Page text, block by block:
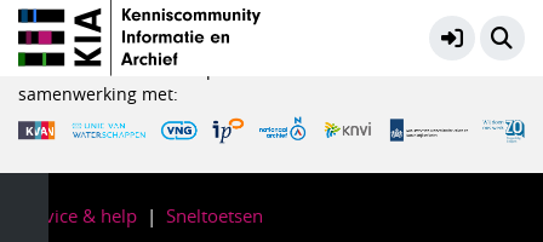
Waardering en selectie
KIA is een initiatief in opdracht van het Ministerie van OCW in
samenwerking met:
Service & help Sneltoetsen